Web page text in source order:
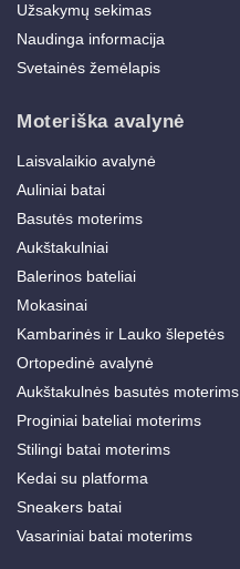
Užsakymų sekimas
Naudinga informacija
Svetainės žemėlapis
Moteriška avalynė
Laisvalaikio avalynė
Auliniai batai
Basutės moterims
Aukštakulniai
Balerinos bateliai
Mokasinai
Kambarinės ir Lauko šlepetės
Ortopedinė avalynė
Aukštakulnės basutės moterims
Proginiai bateliai moterims
Stilingi batai moterims
Kedai su platforma
Sneakers batai
Vasariniai batai moterims